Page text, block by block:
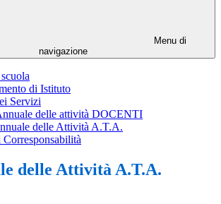
Menu di
navigazione
di Istituto
Servizi
delle attività DOCENTI
delle Attività A.T.A.
Corresponsabilità
delle Attività A.T.A.